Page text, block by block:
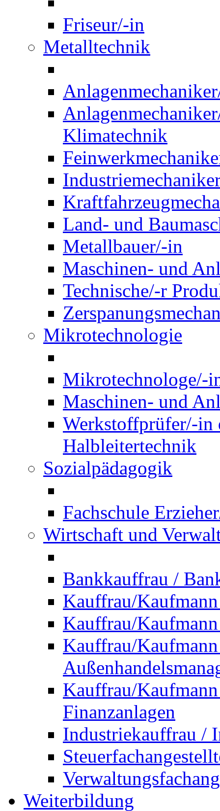
Friseur/-in
Metalltechnik
Klimatechnik
Land- und
Metallbauer/-in
Maschinen- und
Technische/-r
Mikrotechnologie
Mikrotechnologe/-
Maschinen- und
Werkstoffprüfer/-in
Halbleitertechnik
Sozialpädagogik
Fachschule
Wirtschaft und
Bankkauffrau /
Kauffrau/
Kauffrau/
Kauffrau/
Kauffrau/
Finanzanlagen
Industriekauffrau /
Weiterbildung